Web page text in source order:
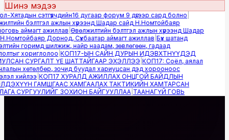
Шинэ мэдээ
сэтгүүлчдийн16 дугаар форум 9 дүгээр сард болно|
бэлтгэл ажлын хүрээнд Шадар сайд Н.Номтойбаяр
аймагт ажиллав|Өвөлжилтийн бэлтгэл ажлын хүрээнд Шадар
Дорнод, Сүхбаатар аймагт ажиллав|Бүх шатанд
горимд шилжиж, найр наадам, зөвлөгөөн, гадаад
хориглолоо|КОП17-ЫН САЙН ДУРЫН ИДЭВХТНҮҮДЭД
СУРГАЛТ ҮЕ ШАТТАЙГААР ЭХЭЛЛЭЭ|КОП17: Соёл, аялал
хөтөлбөр, зочид буудал хариуцсан дэд хорооноос
хийлээ|КОП17 ХУРАЛД АЖИЛЛАХ ОНЦГОЙ БАЙДЛЫН
ГАМШГААС ХАМГААЛАХ ТАКТИКИЙН ХАМТАРСАН
СУРГУУЛИЙГ ЗОХИОН БАЙГУУЛЛАА|ТААНАГҮЙ ГОВЬ